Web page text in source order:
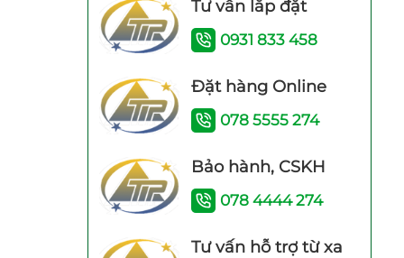
Máy bơm tăng áp
mini 24V WI IB-
24V (100W)
Máy bơm tăng áp
(250W)
Tư vấn lắp đặt
0931 833 458
Đặt hàng Online
078 5555 274
Bảo hành, CSKH
078 4444 274
Tư vấn hỗ trợ từ xa